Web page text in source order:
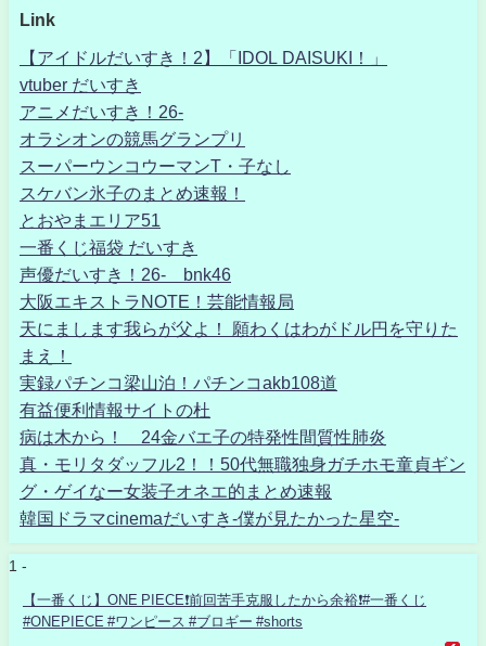
Link
【アイドルだいすき！2】「IDOL DAISUKI！」
vtuber だいすき
アニメだいすき！26-
オラシオンの競馬グランプリ
スーパーウンコウーマンT・子なし
スケバン氷子のまとめ速報！
とおやまエリア51
一番くじ福袋 だいすき
声優だいすき！26- bnk46
大阪エキストラNOTE！芸能情報局
天にまします我らが父よ！ 願わくはわがドル円を守りた
まえ！
実録パチンコ梁山泊！パチンコakb108道
有益便利情報サイトの杜
病は木から！ 24金バエ子の特発性間質性肺炎
真・モリタダッフル2！！50代無職独身ガチホモ童貞ギン
グ・ゲイなー女装子オネエ的まとめ速報
韓国ドラマcinemaだいすき-僕が見たかった星空-
1 -
【一番くじ】ONE PIECE❗️前回苦手克服したから余裕❗️#一番くじ
#ONEPIECE #ワンピース #ブロギー #shorts